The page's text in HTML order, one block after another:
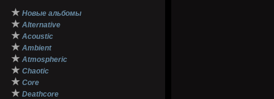
★ Новые альбомы
★ Alternative
★ Acoustic
★ Ambient
★ Atmospheric
★ Chaotic
★ Core
★ Deathcore